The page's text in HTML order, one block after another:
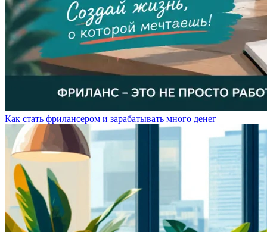
Как стать фрилансером и зарабатывать много денег